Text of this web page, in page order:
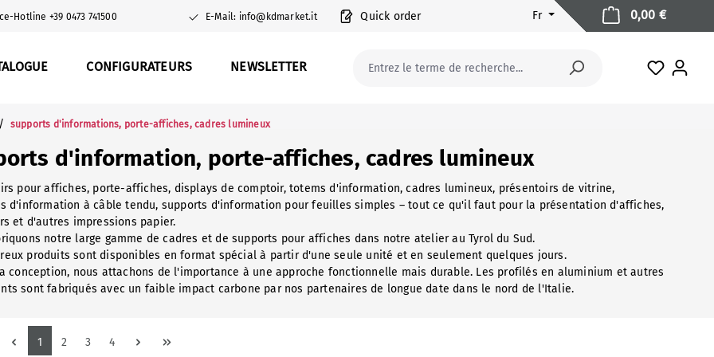
Hotline +39 0473 741500 E-Mail: info@kdmarket.it Quick order Fr
CONFIGURATEURS NEWSLETTER Vous
0,00 €Le
/ supports d'informations, porte-affiches, cadres lumineux
d'information, porte-affiches, cadres lumineux
pour affiches, porte-affiches, displays de comptoir, totems d'information, cadres lumineux, présentoirs de vitrine,
d'information à câble tendu, supports d'information pour feuilles simples – tout ce qu'il faut pour la présentation d'affiches,
et d'autres impressions papier.
notre large gamme de cadres et de supports pour affiches dans notre atelier au Tyrol du Sud.
produits sont disponibles en format spécial à partir d'une seule unité et en seulement quelques jours.
conception, nous attachons de l'importance à une approche fonctionnelle mais durable. Les profilés en aluminium et autres
sont fabriqués avec un faible impact carbone par nos partenaires de longue date dans le nord de l'Italie.
Page
1 Page
2 Page
3 Page
4